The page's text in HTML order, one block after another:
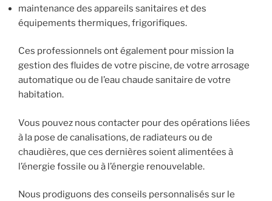
maintenance des appareils sanitaires et des
équipements thermiques, frigorifiques.
Ces professionnels ont également pour mission la
gestion des fluides de votre piscine, de votre arrosage
automatique ou de l’eau chaude sanitaire de votre
habitation.
Vous pouvez nous contacter pour des opérations liées
à la pose de canalisations, de radiateurs ou de
chaudières, que ces dernières soient alimentées à
l’énergie fossile ou à l’énergie renouvelable.
Nous prodiguons des conseils personnalisés sur le